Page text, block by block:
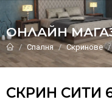
ОНЛАЙН
Спалня Скринове
СКРИН СИТИ